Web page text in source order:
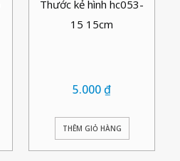
Thước kẻ hình hc053-
15 15cm
5.000₫
THÊM GIỎ HÀNG